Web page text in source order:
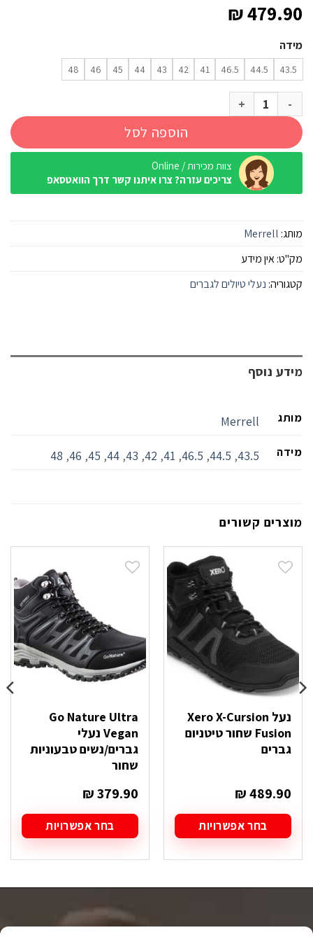
₪479.90
מידה
43.5
44.5
46.5
41
42
43
44
45
46
48
כמות של נעל Merrell Moab 3 Mid Gtx Beluga גברים
הוספה לסל
צוות מכירות / Online
צריכים עזרה? צרו איתנו קשר דרך הוואטסאפ
מותג: Merrell
מק"ט:אין מידע
קטגוריה: נעלי טיולים לגברים
מידע נוסף
מותג Merrell
מידה 43.5
,
44.5
,
46.5
,
41
,
42
,
43
,
44
,
45
,
46
,
48
מוצרים קשורים
נעל Xero X-Cursion
Fusion שחור טיטניום
גברים
₪489.90
בחר אפשרויות
זה
מספר
לבחור
Go Nature Ultra
Vegan נעלי
גברים/נשים טבעוניות
שחור
₪379.90
בחר אפשרויות
זה
מספר
ניתן
לבחור